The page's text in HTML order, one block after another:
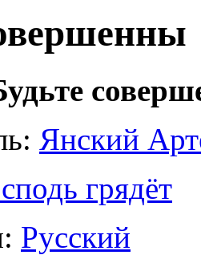
Янский
грядёт
Русский